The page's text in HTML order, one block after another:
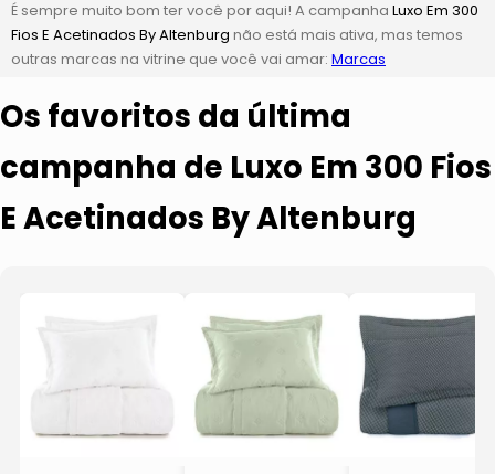
É sempre muito bom ter você por aqui! A campanha Luxo Em 300
Fios E Acetinados By Altenburg não está mais ativa, mas temos
outras marcas na vitrine que você vai amar: Marcas
Os favoritos da última
campanha de Luxo Em 300 Fios
E Acetinados By Altenburg